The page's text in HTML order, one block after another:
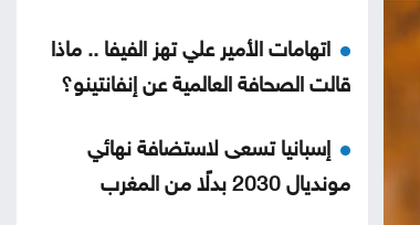
اتهامات الأمير علي تهز الفيفا .. ماذا
قالت الصحافة العالمية عن إنفانتينو؟
إسبانيا تسعى لاستضافة نهائي
مونديال 2030 بدلًا من المغرب